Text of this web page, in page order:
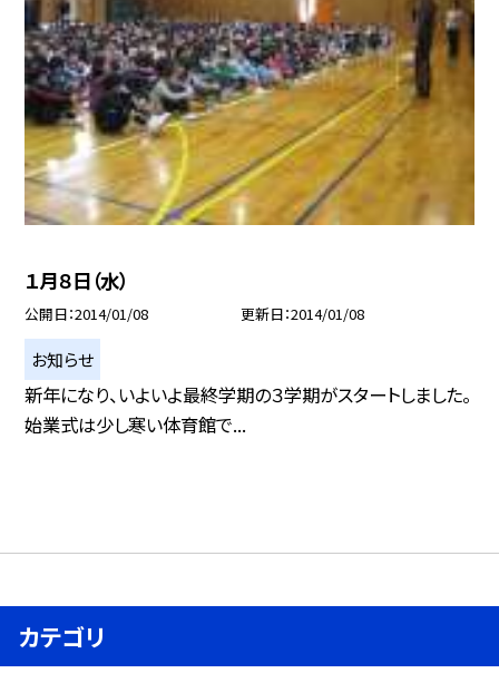
１月８日（水）
公開日 2014/01/08 更新日 2014/01/08
お知らせ
新年になり、いよいよ最終学期の３学期がスタートしました。
始業式は少し寒い体育館で...
カテゴリ